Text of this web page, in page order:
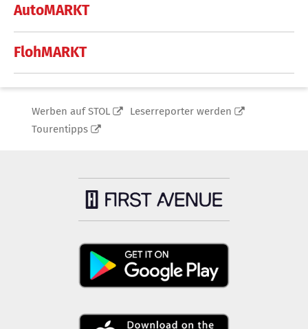
AutoMARKT
FlohMARKT
Werben auf STOL
Leserreporter werden
Tourentipps